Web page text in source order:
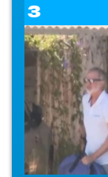
3